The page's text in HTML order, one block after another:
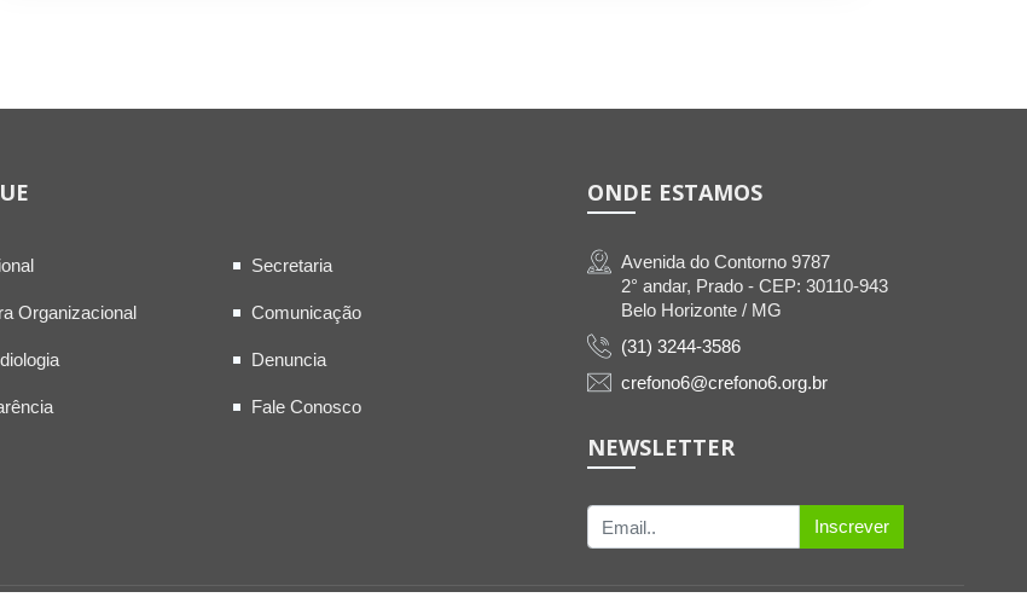
Organizacional
Secretaria
Comunicação
Denuncia
Fale Conosco
ONDE ESTAMOS
Avenida do Contorno 9787
2° andar, Prado - CEP: 30110-943
Belo Horizonte / MG
(31) 3244-3586
crefono6@crefono6.org.br
NEWSLETTER
Inscrever